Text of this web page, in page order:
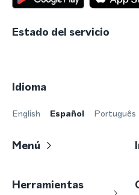
Estado del servicio
Idioma
English Español Português
Menú
Herramientas